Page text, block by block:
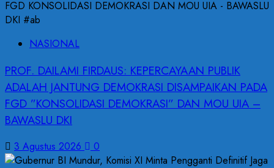
NASIONAL
PROF. DAILAMI FIRDAUS: KEPERCAYAAN PUBLIK
ADALAH JANTUNG DEMOKRASI DISAMPAIKAN PADA
FGD ”KONSOLIDASI DEMOKRASI” DAN MOU UIA –
BAWASLU DKI
3 Agustus 2026 0